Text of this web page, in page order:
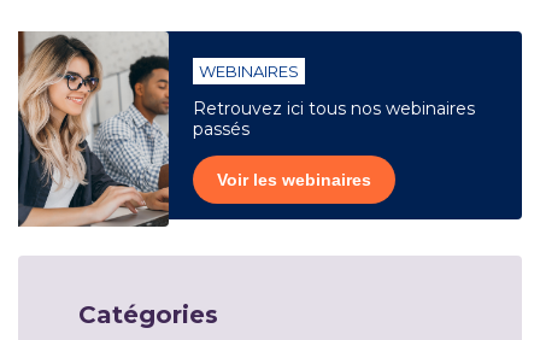
WEBINAIRES
Retrouvez ici tous nos webinaires
passés
Voir les webinaires
Catégories